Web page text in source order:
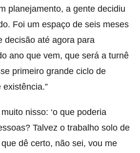
planejamento, a gente decidiu
Foi um espaço de seis meses
decisão até agora para
ano que vem, que será a turnê
primeiro grande ciclo de
nisso: ‘o que poderia
Talvez o trabalho solo de
dê certo, não sei, vou me